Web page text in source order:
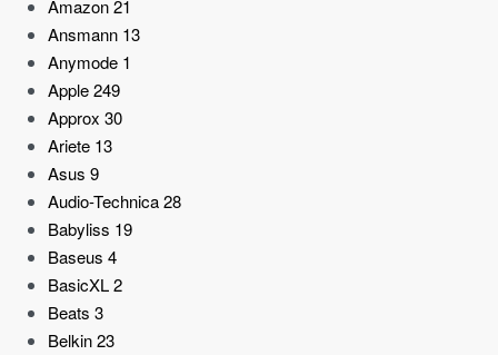
Amazon21
Ansmann 13
Anymode 1
Apple249
Approx 30
Ariete 13
Asus 9
Audio-Technica28
Babyliss 19
Baseus 4
BasicXL2
Beats 3
Belkin23